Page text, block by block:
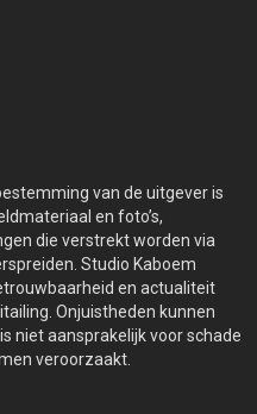
van de uitgever is
en foto’s,
die verstrekt worden via
Studio Kaboem
en actualiteit
Onjuistheden kunnen
niet aansprakelijk voor schade
veroorzaakt.